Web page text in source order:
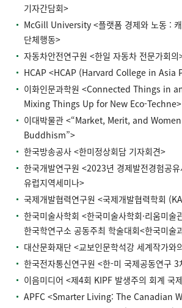
기자간담회>
McGill University <플랫폼 경제와 노동 :
단체행동>
자동차안전연구원 <한일 자동차 전문가회의
HCAP <HCAP (Harvard College in Asia
이화인문과학원 <Connected Things in
Mixing Things Up for New Eco-Techne>
이대박물관 <“Market, Merit, and
Buddhism”>
한국방송공사 <한미정상회담 기자회견>
한국개발연구원 <2023년 경제발전경험공
유럽지역세미나>
국제개발협력연구원 <국제개발협력학회
한국미술사학회 <한국미술사학회·리움미술
한국학연구소 공동주최 학술대회<한국미술
대산문화재단 <교보인문학석강 세계작가와
한국전자통신연구원 <한-미 국제공동연구 3
이음미디어 <제4회 KIPF 발생주의 회계 국
APFC <Smarter Living: The Canadian